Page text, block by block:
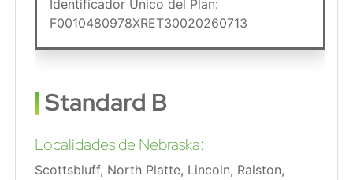
Identificador Único del Plan:
F0010480978XRET30020260713
Standard B
Localidades de Nebraska:
Scottsbluff, North Platte, Lincoln, Ralston,